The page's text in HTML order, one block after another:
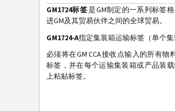
GM1724标签是GM制定的一系列标签
进GM及其贸易伙伴之间的全球贸易。
GM1724-A指定集装箱运输标签（单个集
必须将在GM CCA接收点输入的所有物
标签，并在每个运输集装箱或产品装
上粘贴标签。